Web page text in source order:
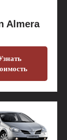
Almera